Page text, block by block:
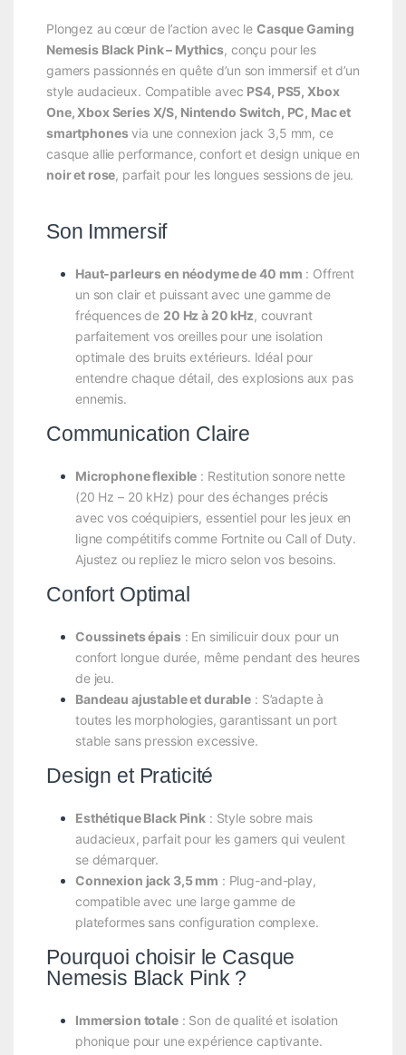
Plongez au cœur de l’action avec le Casque Gaming
Nemesis Black Pink – Mythics, conçu pour les
gamers passionnés en quête d’un son immersif et d’un
style audacieux. Compatible avec PS4, PS5, Xbox
One, Xbox Series X/S, Nintendo Switch, PC, Mac et
smartphonesvia une connexion jack 3,5 mm, ce
casque allie performance, confort et design unique en
noir et rose, parfait pour les longues sessions de jeu.
Son Immersif
Haut-parleurs en néodyme de 40 mm : Offrent
un son clair et puissant avec une gamme de
fréquences de 20 Hz à 20 kHz, couvrant
parfaitement vos oreilles pour une isolation
optimale des bruits extérieurs. Idéal pour
entendre chaque détail, des explosions aux pas
ennemis.
Communication Claire
Microphone flexible : Restitution sonore nette
(20 Hz – 20 kHz) pour des échanges précis
avec vos coéquipiers, essentiel pour les jeux en
ligne compétitifs comme Fortnite ou Call of Duty.
Ajustez ou repliez le micro selon vos besoins.
Confort Optimal
Coussinets épais: En similicuir doux pour un
confort longue durée, même pendant des heures
de jeu.
Bandeau ajustable et durable : S’adapte à
toutes les morphologies, garantissant un port
stable sans pression excessive.
Design et Praticité
Esthétique Black Pink : Style sobre mais
audacieux, parfait pour les gamers qui veulent
se démarquer.
Connexion jack 3,5 mm : Plug-and-play,
compatible avec une large gamme de
plateformes sans configuration complexe.
Pourquoi choisir le Casque
Nemesis Black Pink ?
Immersion totale: Son de qualité et isolation
phonique pour une expérience captivante.